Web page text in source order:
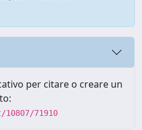
per citare o creare un
71910